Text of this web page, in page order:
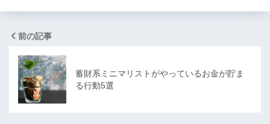
前の記事
蓄財系ミニマリストがやっているお金が貯ま
る行動5選